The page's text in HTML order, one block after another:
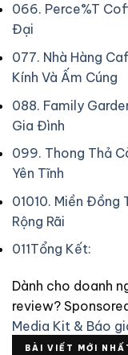
066. Perce%T
Đại
077. Nhà Hàng
Kính Và Ấm Cúng
088. Family
Gia Đình
099. Thong Thả
Yên Tĩnh
01010. Miền Đồng
Rộng Rãi
011Tổng Kết:
Dành cho doanh
review?
Media Kit & Báo
BÀI VIẾT MỚI